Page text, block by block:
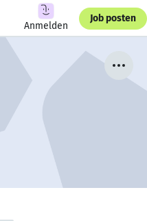
Anmelden
Job posten